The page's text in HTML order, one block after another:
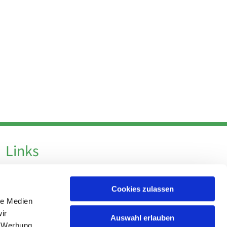
Medien
Cookies zulassen
Auswahl erlauben
Links
Impressum